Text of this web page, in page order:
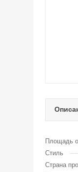
Площадь
Стиль
Страна